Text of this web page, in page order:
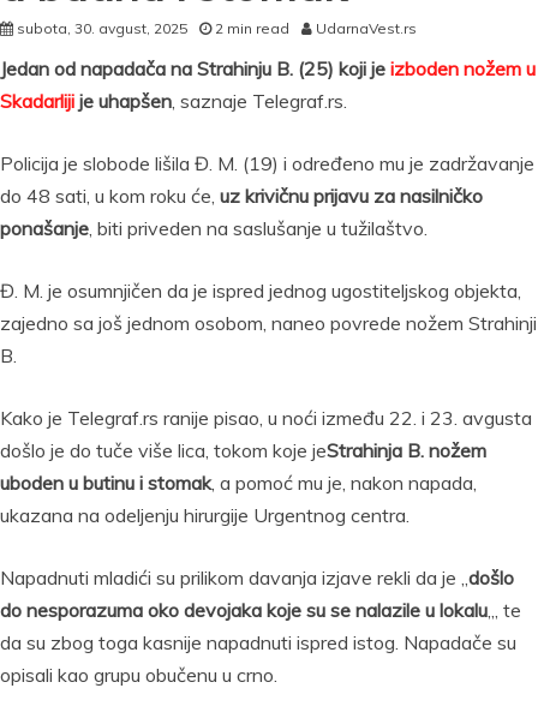
subota, 30. avgust, 2025 2 min read UdarnaVest.rs
Jedan od napadača na Strahinju B. (25) koji je izboden nožem u
Skadarliji je uhapšen, saznaje Telegraf.rs.
Policija je slobode lišila Đ. M. (19) i određeno mu je zadržavanje
do 48 sati, u kom roku će, uz krivičnu prijavu za nasilničko
ponašanje, biti priveden na saslušanje u tužilaštvo.
Đ. M. je osumnjičen da je ispred jednog ugostiteljskog objekta,
zajedno sa još jednom osobom, naneo povrede nožem Strahinji
B.
Kako je Telegraf.rs ranije pisao, u noći između 22. i 23. avgusta
došlo je do tuče više lica, tokom koje jeStrahinja B. nožem
uboden u butinu i stomak, a pomoć mu je, nakon napada,
ukazana na odeljenju hirurgije Urgentnog centra.
Napadnuti mladići su prilikom davanja izjave rekli da je „došlo
do nesporazuma oko devojaka koje su se nalazile u lokalu„, te
da su zbog toga kasnije napadnuti ispred istog. Napadače su
opisali kao grupu obučenu u crno.